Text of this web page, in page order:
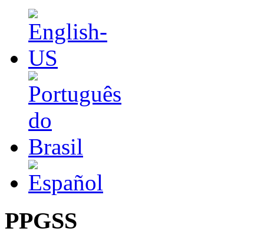
PPGSS